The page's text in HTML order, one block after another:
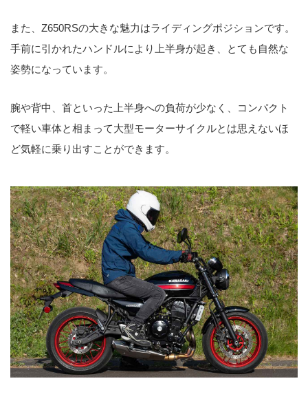
また、Z650RSの大きな魅力はライディングポジションです。
手前に引かれたハンドルにより上半身が起き、とても自然な
姿勢になっています。
腕や背中、首といった上半身への負荷が少なく、コンパクト
で軽い車体と相まって大型モーターサイクルとは思えないほ
ど気軽に乗り出すことができます。